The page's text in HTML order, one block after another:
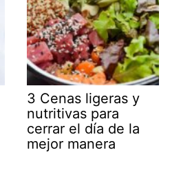
3 Cenas ligeras y
nutritivas para
cerrar el día de la
mejor manera